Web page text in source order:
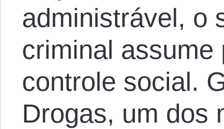
administrável, o
criminal assume
controle social.
Drogas, um dos